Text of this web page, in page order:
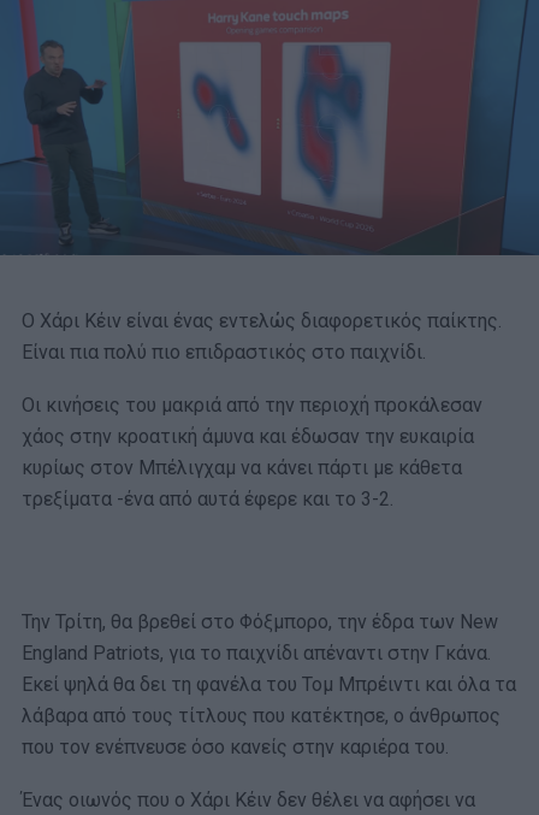
Ο Χάρι Κέιν είναι ένας εντελώς διαφορετικός παίκτης.
Είναι πια πολύ πιο επιδραστικός στο παιχνίδι.
Οι κινήσεις του μακριά από την περιοχή προκάλεσαν
χάος στην κροατική άμυνα και έδωσαν την ευκαιρία
κυρίως στον Μπέλιγχαμ να κάνει πάρτι με κάθετα
τρεξίματα -ένα από αυτά έφερε και το 3-2.
Την Τρίτη, θα βρεθεί στο Φόξμπορο, την έδρα των New
England Patriots, για το παιχνίδι απέναντι στην Γκάνα.
Εκεί ψηλά θα δει τη φανέλα του Τομ Μπρέιντι και όλα τα
λάβαρα από τους τίτλους που κατέκτησε, ο άνθρωπος
που τον ενέπνευσε όσο κανείς στην καριέρα του.
Ένας οιωνός που ο Χάρι Κέιν δεν θέλει να αφήσει να